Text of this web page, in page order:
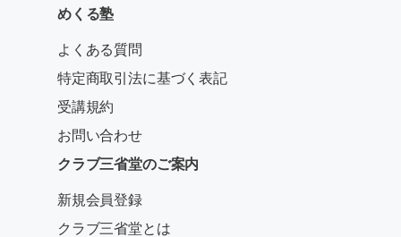
めくる塾
よくある質問
特定商取引法に基づく表記
受講規約
お問い合わせ
クラブ三省堂のご案内
新規会員登録
クラブ三省堂とは